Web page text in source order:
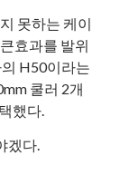
못하는 케이
효과를 발위
H50이라는
쿨러 2개
했다.
겠다.